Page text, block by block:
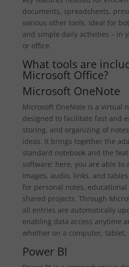
documents, spreadsheets,
various other tools. Ideal for
and simple daily activities – in
or office.
What tools are
Microsoft Office?
Microsoft OneNote
Microsoft OneNote is a virtual
designed to facilitate fast and
storing, and organizing of
ideas. It brings together the
standard notebook and the
software: here, you are able to
images, audio, links, and
for personal notes,
shared projects. Through
all entries are automatically
enabling data access anytime
whether on a computer, tablet,
Power BI